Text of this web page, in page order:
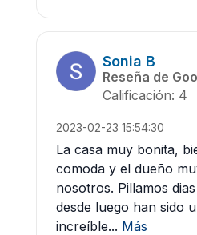
Sonia B
Reseña de
Calificación: 4
2023-02-23 15:54:30
La casa muy bonita,
comoda y el dueño
nosotros. Pillamos
desde luego han sido
increíble... Más